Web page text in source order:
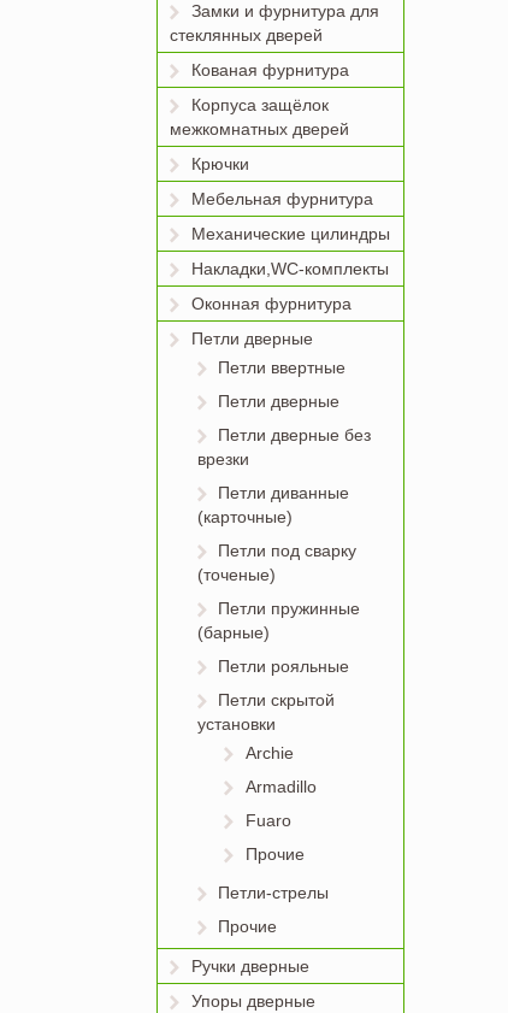
Замки и фурнитура для
стеклянных дверей
Кованая фурнитура
Корпуса защёлок
межкомнатных дверей
Крючки
Мебельная фурнитура
Механические цилиндры
Накладки,WC-комплекты
Оконная фурнитура
Петли дверные
Петли ввертные
Петли дверные
Петли дверные без
врезки
Петли диванные
(карточные)
Петли под сварку
(точеные)
Петли пружинные
(барные)
Петли рояльные
Петли скрытой
установки
Archie
Armadillo
Fuaro
Прочие
Петли-стрелы
Прочие
Ручки дверные
Упоры дверные